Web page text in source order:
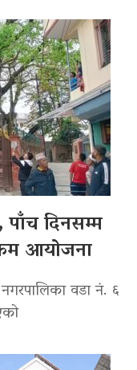
पाँच दिनसम्म
आयोजना
वडा नं. ६